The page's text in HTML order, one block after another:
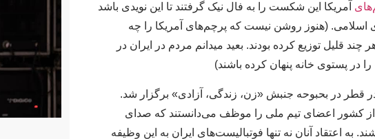
آمریکا این شکست را به فال نیک گرفتند تا این نویدی باشد
(هنوز روشن نیست که پرچم‌های آمریکا را چه
قلیل توزیع کرده بودند. بعید میدانم مردم در ایران در
در پستوی خانه پنهان کرده باشند)
قطر در بحبوحه جنبش «زن، زندگی، آزادی» برگزار شد.
از کشور اعضای تیم ملی را موظف می‌دانستند که صدای
به اعتقاد آنان نه تنها فوتبالیست‌های ایران به این وظیفه